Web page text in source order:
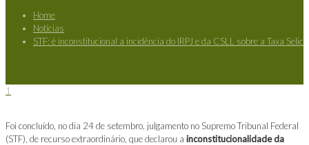
Home
Notícias
STF: é inconstitucional a incidência do IRPJ e da CSLL sobre a Taxa Selic
1
Foi concluído, no dia 24 de setembro, julgamento no Supremo Tribunal Federal
(STF), de recurso extraordinário, que declarou a inconstitucionalidade da